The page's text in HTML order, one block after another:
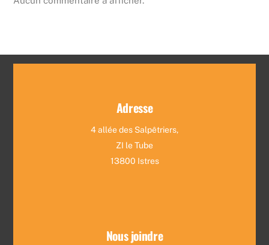
Adresse
4 allée des Salpêtriers,
ZI le Tube
13800 Istres
Nous joindre